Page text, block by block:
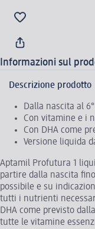
Informazioni sul
Descrizione prodotto
Dalla nascita al
Con vitamine e i
Con DHA come
Versione liquida
Aptamil Profutura 1
partire dalla nascita
possibile e su
tutti i nutrienti
DHA come previsto
tutte le vitamine